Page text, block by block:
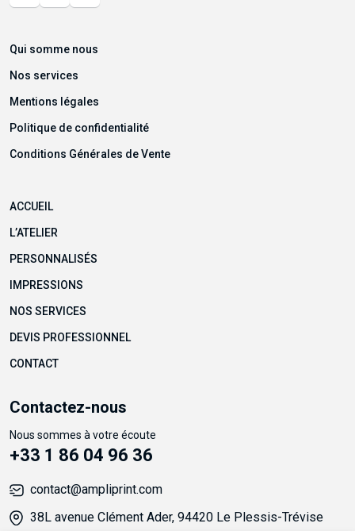
Qui somme nous
Nos services
Mentions légales
Politique de confidentialité
Conditions Générales de Vente
ACCUEIL
L’ATELIER
PERSONNALISÉS
IMPRESSIONS
NOS SERVICES
DEVIS PROFESSIONNEL
CONTACT
Contactez-nous
Nous sommes à votre écoute
+33 1 86 04 96 36
contact@ampliprint.com
38L avenue Clément Ader, 94420 Le Plessis-Trévise